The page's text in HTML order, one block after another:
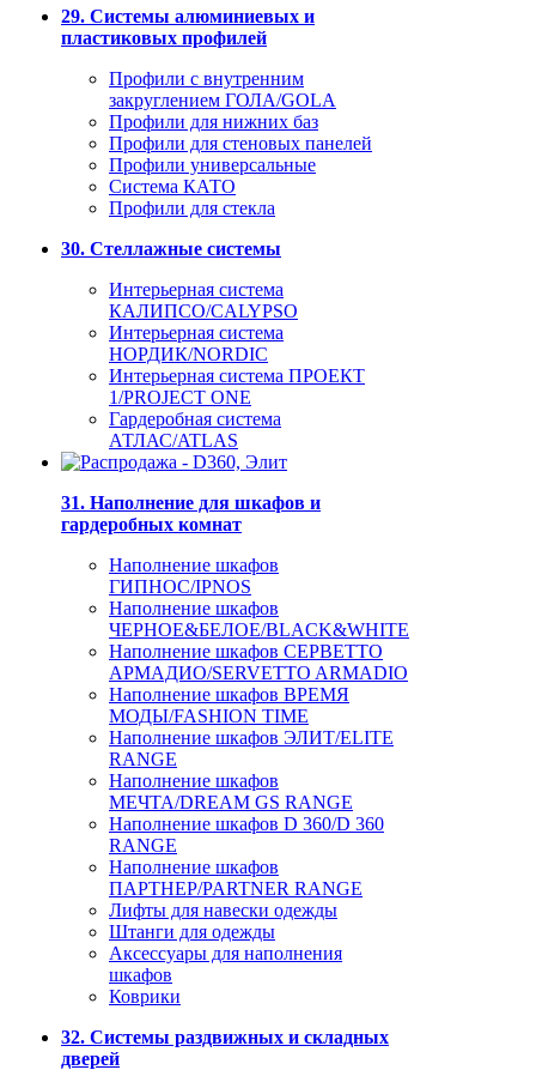
29. Системы алюминиевых и
пластиковых профилей
Профили с внутренним
закруглением ГОЛА/GOLA
Профили для нижних баз
Профили для стеновых панелей
Профили универсальные
Система КАТО
Профили для стекла
30. Стеллажные системы
Интерьерная система
КАЛИПСО/CALYPSO
Интерьерная система
НОРДИК/NORDIC
Интерьерная система ПРОЕКТ
1/PROJECT ONE
Гардеробная система
АТЛАС/ATLAS
31. Наполнение для шкафов и
гардеробных комнат
Наполнение шкафов
ГИПНОС/IPNOS
Наполнение шкафов
ЧЕРНОЕ&БЕЛОЕ/BLACK&WHITE
Наполнение шкафов СЕРВЕТТО
АРМАДИО/SERVETTO ARMADIO
Наполнение шкафов ВРЕМЯ
МОДЫ/FASHION TIME
Наполнение шкафов ЭЛИТ/ELITE
RANGE
Наполнение шкафов
МЕЧТА/DREAM GS RANGE
Наполнение шкафов D 360/D 360
RANGE
Наполнение шкафов
ПАРТНЕР/PARTNER RANGE
Лифты для навески одежды
Штанги для одежды
Аксессуары для наполнения
шкафов
Коврики
32. Системы раздвижных и складных
дверей